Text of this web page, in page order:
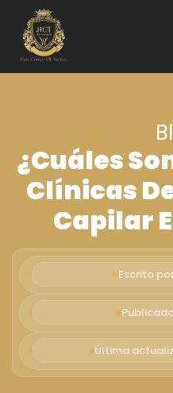
¿Cuáles
Clínicas
Capilar
Escrito
Última